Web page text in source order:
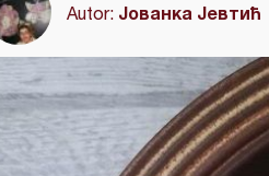
Autor: Јованка Јевтић